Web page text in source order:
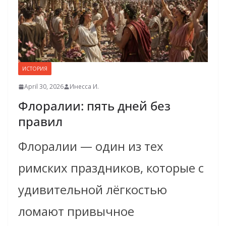
ИСТОРИЯ
April 30, 2026 Инесса И.
Флоралии: пять дней без
правил
Флоралии — один из тех
римских праздников, которые с
удивительной лёгкостью
ломают привычное